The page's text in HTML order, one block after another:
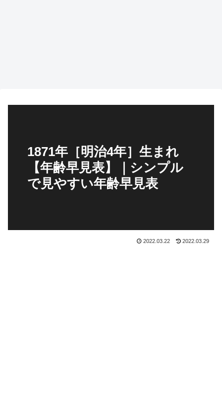
1871年［明治4年］生まれ
【年齢早見表】｜シンプル
で見やすい年齢早見表
2022.03.22 2022.03.29